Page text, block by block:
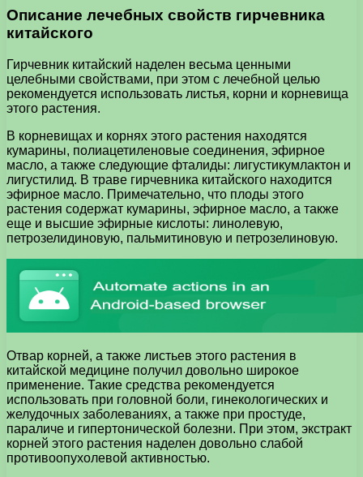
Описание лечебных свойств гирчевника
китайского
Гирчевник китайский наделен весьма ценными
целебными свойствами, при этом с лечебной целью
рекомендуется использовать листья, корни и корневища
этого растения.
В корневищах и корнях этого растения находятся
кумарины, полиацетиленовые соединения, эфирное
масло, а также следующие фталиды: лигустикумлактон и
лигустилид. В траве гирчевника китайского находится
эфирное масло. Примечательно, что плоды этого
растения содержат кумарины, эфирное масло, а также
еще и высшие эфирные кислоты: линолевую,
петрозелидиновую, пальмитиновую и петрозелиновую.
Отвар корней, а также листьев этого растения в
китайской медицине получил довольно широкое
применение. Такие средства рекомендуется
использовать при головной боли, гинекологических и
желудочных заболеваниях, а также при простуде,
параличе и гипертонической болезни. При этом, экстракт
корней этого растения наделен довольно слабой
противоопухолевой активностью.